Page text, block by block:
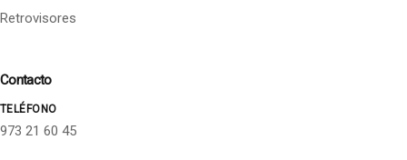
Retrovisores
Contacto
TELÉFONO
973 21 60 45